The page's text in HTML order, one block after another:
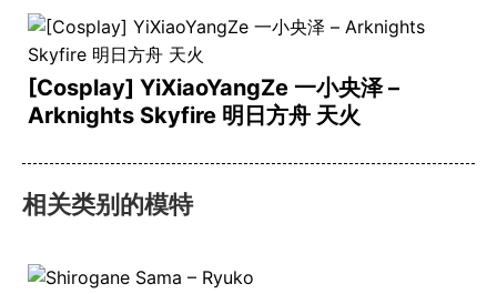
[Cosplay] YiXiaoYangZe 一小央泽 –
Arknights Skyfire 明日方舟 天火
相关类别的模特